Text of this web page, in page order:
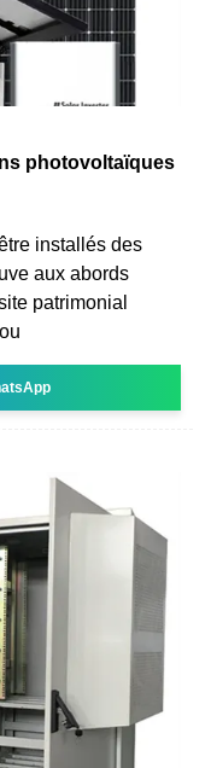
photovoltaïques
installés des
aux abords
patrimonial